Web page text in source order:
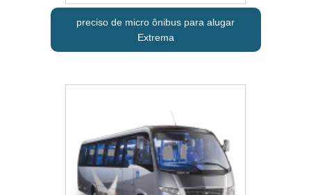
preciso de micro ônibus para alugar
Extrema